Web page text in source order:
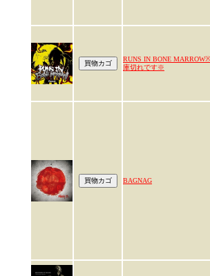
RUNS IN BONE
庫切れです※
BAGNAG